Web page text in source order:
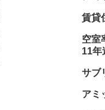
賃貸
空室
11年
サブ
アミ